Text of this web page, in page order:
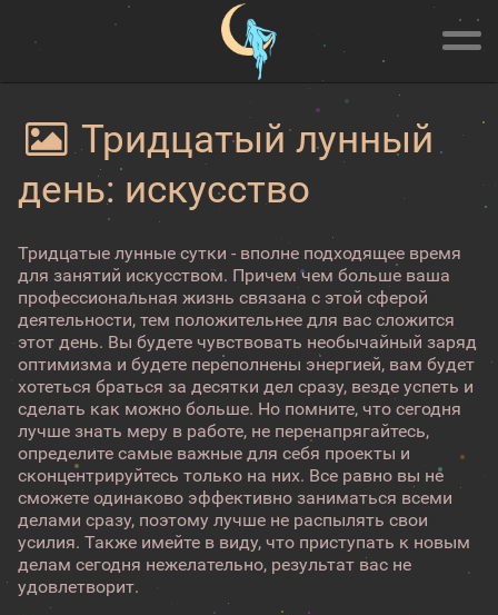
Тридцатый лунный
день: искусство
Тридцатые лунные сутки - вполне подходящее время
для занятий искусством. Причем чем больше ваша
профессиональная жизнь связана с этой сферой
деятельности, тем положительнее для вас сложится
этот день. Вы будете чувствовать необычайный заряд
оптимизма и будете переполнены энергией, вам будет
хотеться браться за десятки дел сразу, везде успеть и
сделать как можно больше. Но помните, что сегодня
лучше знать меру в работе, не перенапрягайтесь,
определите самые важные для себя проекты и
сконцентрируйтесь только на них. Все равно вы не
сможете одинаково эффективно заниматься всеми
делами сразу, поэтому лучше не распылять свои
усилия. Также имейте в виду, что приступать к новым
делам сегодня нежелательно, результат вас не
удовлетворит.